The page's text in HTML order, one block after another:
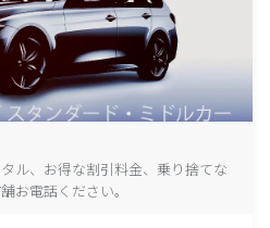
ル、お得な割引料金、乗り捨てな
お電話ください。